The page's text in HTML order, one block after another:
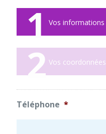
1 Vos informations
2 Vos coordonnées
Téléphone *